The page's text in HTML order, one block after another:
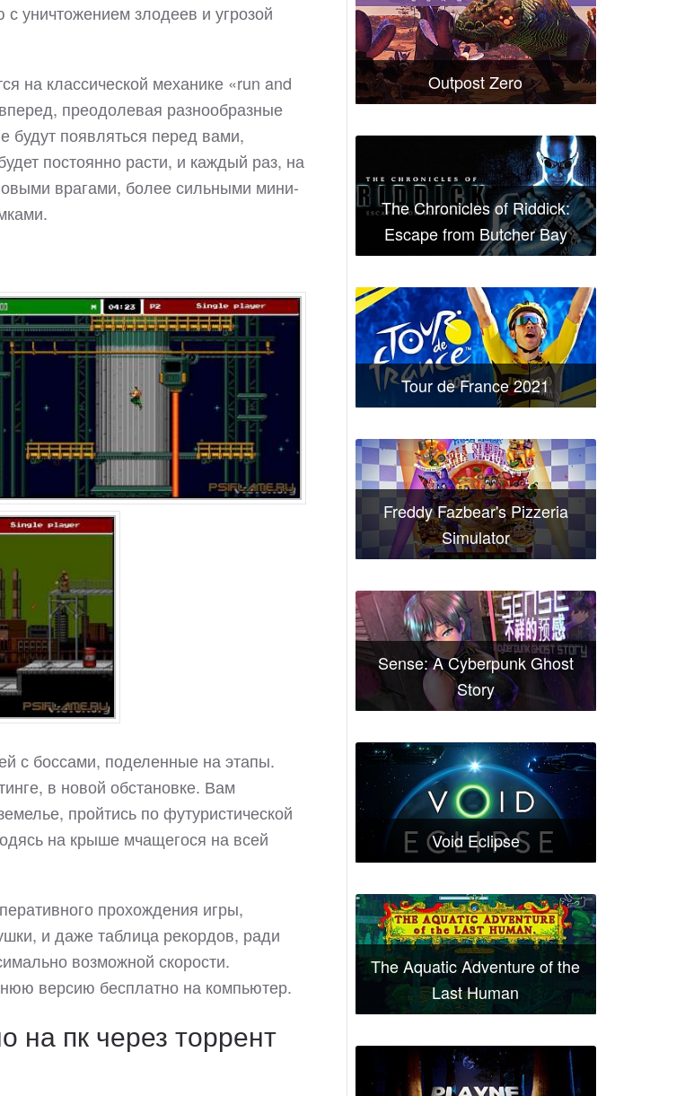
уничтожением злодеев и угрозой
на классической механике «run and
преодолевая разнообразные
будут появляться перед вами,
постоянно расти, и каждый раз, на
врагами, более сильными мини-
с боссами, поделенные на этапы.
в новой обстановке. Вам
пройтись по футуристической
на крыше мчащегося на всей
прохождения игры,
и даже таблица рекордов, ради
возможной скорости.
версию бесплатно на компьютер.
на пк через торрент
Outpost Zero
The Chronicles of Riddick:
Escape from Butcher Bay
Tour de France 2021
Freddy Fazbear's Pizzeria
Simulator
Sense: A Cyberpunk Ghost
Story
Void Eclipse
The Aquatic Adventure of the
Last Human